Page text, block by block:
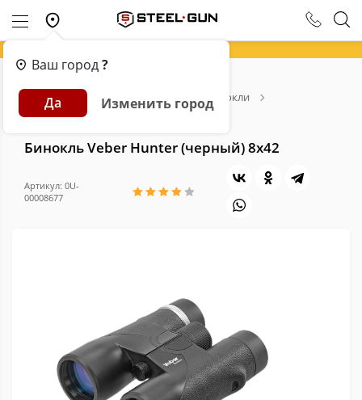
Ваш город?
Да Изменить город
Главная Каталог
Бинокли
Бинокль Veber Hunter (черный) 8х42
Бинокль Veber Hunter (черный) 8х42
Артикул: 0U-
00008677